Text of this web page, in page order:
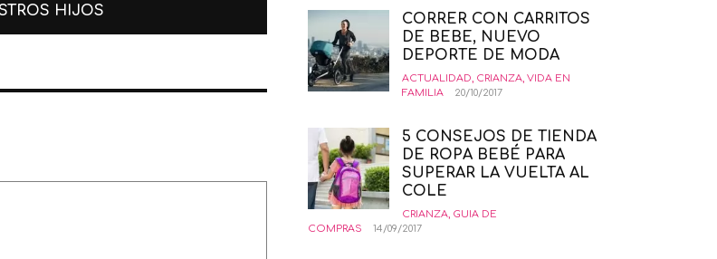
HIJOS
CORRER CON CARRITOS
DE BEBE, NUEVO
DEPORTE DE MODA
ACTUALIDAD CRIANZA VIDA EN
FAMILIA
20/10/2017
5 CONSEJOS DE TIENDA
DE ROPA BEBÉ PARA
SUPERAR LA VUELTA AL
COLE
CRIANZA GUIA DE
COMPRAS
14/09/2017